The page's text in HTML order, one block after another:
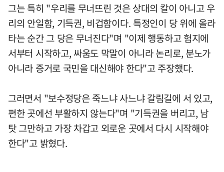
그는 특히 "우리를 무너뜨린 것은 상대의 칼이 아니고 우
리의 안일함, 기득권, 비겁함이다. 특정인이 당 위에 올라
타는 순간 그 당은 무너진다"며 "이제 행동하고 험지에
서부터 시작하고, 싸움도 막말이 아니라 논리로, 분노가
아니라 증거로 국민을 대신해야 한다"고 주장했다.
그러면서 "보수정당은 죽느냐 사느냐 갈림길에 서 있고,
편한 곳에선 부활하지 않는다"며 "기득권을 버리고, 남
탓 그만하고 가장 차갑고 외로운 곳에서 다시 시작해야
한다"고 밝혔다.